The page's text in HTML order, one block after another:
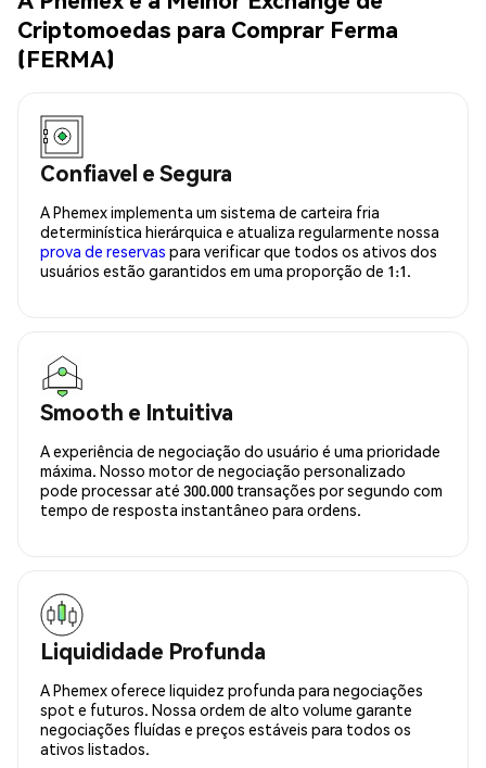
Criptomoedas para Comprar Ferma
(FERMA)
Confiavel e Segura
A Phemex implementa um sistema de carteira fria
determinística hierárquica e atualiza regularmente nossa
prova de reservas para verificar que todos os ativos dos
usuários estão garantidos em uma proporção de 1:1.
Smooth e Intuitiva
A experiência de negociação do usuário é uma prioridade
máxima. Nosso motor de negociação personalizado
pode processar até 300.000 transações por segundo com
tempo de resposta instantâneo para ordens.
Liquididade Profunda
A Phemex oferece liquidez profunda para negociações
spot e futuros. Nossa ordem de alto volume garante
negociações fluídas e preços estáveis para todos os
ativos listados.